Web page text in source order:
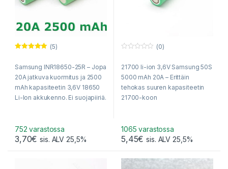
5.00/ 5
(5)
Samsung INR18650-25R – Jopa
20A jatkuva kuormitus ja 2500
mAh kapasiteetin 3,6V 18650
Li-Ion akkukenno. Ei suojapiiriä.
752 varastossa
3,70€ sis. ALV 25,5%
u
o
f
5
(0)
21700 li-ion 3,6V Samsung 50S
5000 mAh 20A – Erittäin
tehokas suuren kapasiteetin
21700-koon
1065 varastossa
5,45€ sis. ALV 25,5%